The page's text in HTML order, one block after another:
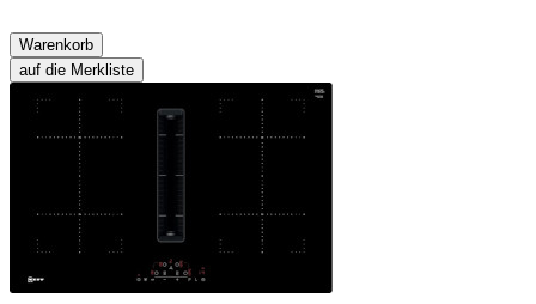
Warenkorb
auf die Merkliste